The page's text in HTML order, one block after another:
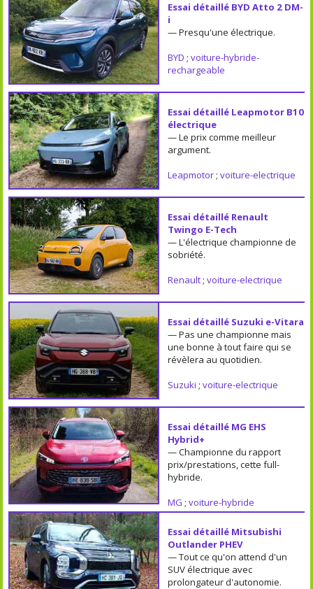
Essai détaillé BYD Atto 2 DM-
i
— Presqu'une électrique.
BYD ; voiture-hybride-
rechargeable
Essai détaillé Leapmotor B10
électrique
— Le prix comme meilleur
argument.
Leapmotor; voiture-electrique
Essai détaillé Renault
Twingo E-Tech
— L'électrique championne de
sobriété.
Renault; voiture-electrique
Essai détaillé Suzuki e-Vitara
— Pas une championne mais
une bonne à tout faire qui se
révèlera au quotidien.
Suzuki ; voiture-electrique
Essai détaillé MG EHS
Hybrid+
— Championne du rapport
prix/prestations, cette full-
hybride.
MG ; voiture-hybride
Essai détaillé Mitsubishi
Outlander PHEV
— Tout ce qu'on attend d'un
SUV électrique avec
prolongateur d'autonomie.